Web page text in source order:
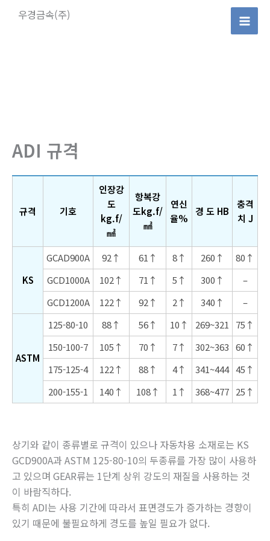
우경금속(주)
Main
ADI 규격
규격 기호
인장강
도
kg.f/
㎟
항복강
도kg.f/
㎟
연신
율%
경 도 HB
충격
치 J
KS
GCAD900A 92↑ 61↑ 8↑ 260↑
80↑
GCD1000A
102↑ 71↑ 5↑ 300↑
–
GCD1200A
122↑ 92↑ 2↑ 340↑ –
ASTM
125-80-10 88↑ 56↑ 10↑ 269~321
75↑
150-100-7
105↑ 70↑ 7↑ 302~363 60↑
175-125-4
122↑ 88↑ 4↑ 341~444 45↑
200-155-1
140↑ 108↑ 1↑ 368~477 25↑
상기와 같이 종류별로 규격이 있으나 자동차용 소재로는 KS
GCD900A과 ASTM 125-80-10의 두종류를 가장 많이 사용하
고 있으며 GEAR류는 1단계 상위 강도의 재질을 사용하는 것
이 바람직하다.
특히 ADI는 사용 기간에 따라서 표면경도가 증가하는 경향이
있기 때문에 불필요하게 경도를 높일 필요가 없다.